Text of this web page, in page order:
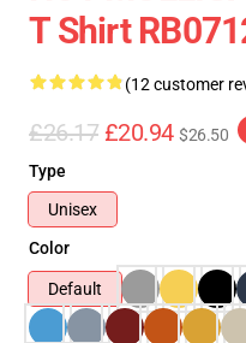
T Shirt
(12 customer
£26.17 £20.94 $26.50
Type
Unisex
Color
Default